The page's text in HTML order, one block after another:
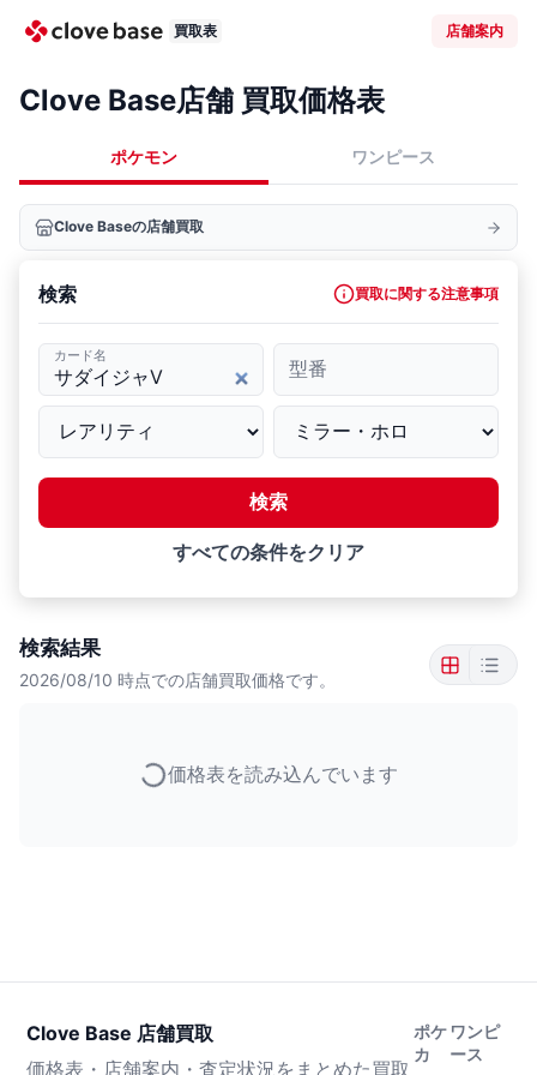
買取表 店舗案内
Clove Base店舗 買取価格表
ポケモン ワンピース
Clove Baseの店舗買取
検索 買取に関する注意事項
カード名
型番
検索
すべての条件をクリア
検索結果
2026/08/10 時点での店舗買取価格です。
価格表を読み込んでいます
Clove Base 店舗買取
価格表・店舗案内・査定状況をまとめた買取
ポケ
カ
ワンピ
ース